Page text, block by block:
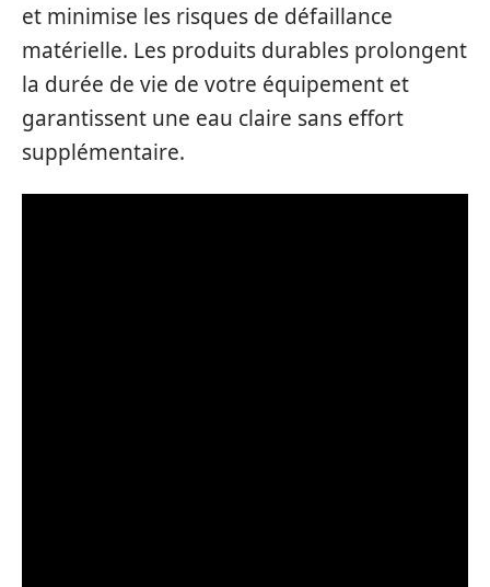
et minimise les risques de défaillance
matérielle. Les produits durables prolongent
la durée de vie de votre équipement et
garantissent une eau claire sans effort
supplémentaire.